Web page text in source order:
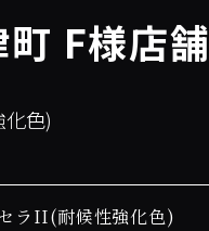
F様店舗
色)
ラII(耐候性強化色)